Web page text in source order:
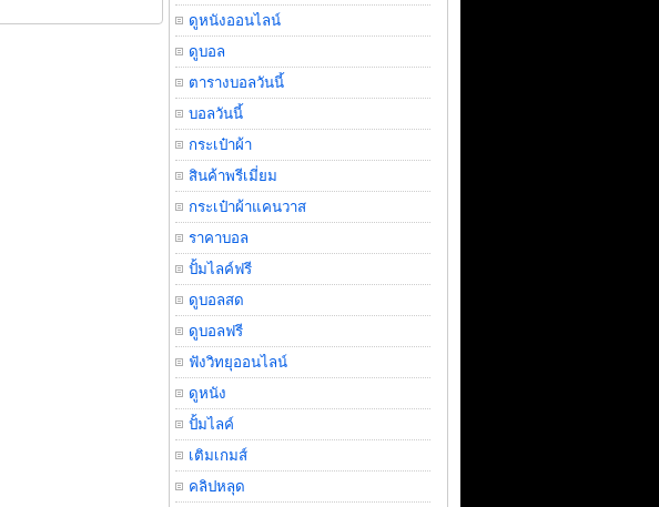
ดูหนังออนไลน์
ดูบอล
ตารางบอลวันนี้
บอลวันนี้
กระเป๋าผ้า
สินค้าพรีเมี่ยม
กระเป๋าผ้าแคนวาส
ราคาบอล
ปั้มไลค์ฟรี
ดูบอลสด
ดูบอลฟรี
ฟังวิทยุออนไลน์
ดูหนัง
ปั้มไลค์
เติมเกมส์
คลิปหลุด